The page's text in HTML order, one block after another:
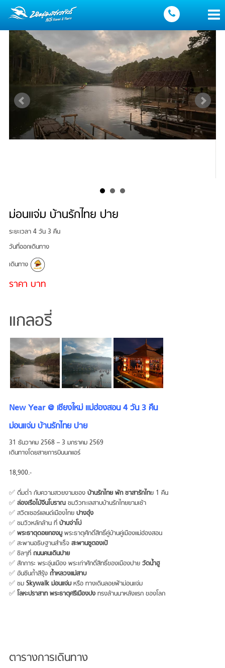
ม่อนแจ่ม บ้านรักไทย ปาย
ระยะเวลา 4 วัน 3 คืน
วันที่ออกเดินทาง
เดินทาง
ราคา บาท
แกลอรี่
New Year @ เชียงใหม่ แม่ฮ่องสอน 4 วัน 3 คืน
ม่อนแจ่ม บ้านรักไทย ปาย
31 ธันวาคม 2568 – 3 มกราคม 2569
เดินทางโดยสายการบินนกแอร์
18,900.-
✅ ดื่มด่ำ กับความสวยงามของ บ้านรักไทย พัก ชาสารักไทย 1 คืน
✅ ล่องเรือไม้จีนโบราณชมวิวทะเลสาบบ้านรักไทยยามเช้า
✅ สวิตเซอร์แลนด์เมืองไทย ปางอุ๋ง
✅ ชมวิวหลักล้าน ที่ บ้านจ่าโบ่
✅ พระธาตุดอยกองมูพระธาตุศักดิ์สิทธิ์คู่บ้านคู่เมืองแม่ฮ่องสอน
✅ สะพานอธิษฐานสำเร็จ สะพานซูตองเป้
✅ ชิลๆที่ ถนนคนเดินปาย
✅ สักการะ พระอุ่นเมือง พระเก่าศักดิ์สิทธิ์ของเมืองปาย วัดน้ำฮู
✅ อันซีนถ้ำสีรุ้ง ถ้ำหลวงแม่สาบ
✅ ชม Skywalk ม่อนแจ่มหรือ ทางเดินลอยฟ้าม่อนแจ่ม
✅ โลหะปราสาท พระธาตุศรีเมืองปง ทรงล้านนาหลังแรก ของโลก
ตารางการเดินทาง